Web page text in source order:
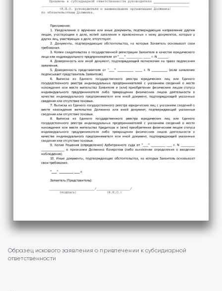
Образец искового заявления о привлечении к субсидиарной
ответственности